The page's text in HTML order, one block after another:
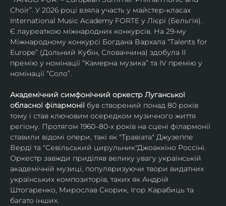
Choir”. У 2026 році взяла участь у майстер-класах
International Music Academy FORTE у Лієрі (Бельгія).
Є лауреаткою міжнародних конкурсів. На 29-му
Міжнародному конкурсі Богдана Вархала “Talents for
Europe” (Дольний Кубін, Словаччина) здобула ІІ
премію у номінації “Камерна музика” та IV премію у
номінації “Соло”.
Академічний симфонічний оркестр Луганської
обласної філармонії був створений понад 80 років
тому і став ключовим осередком музичного життя
регіону. Протягом 1960–80-х років на сцені філармонії
ставили відомі опери, такі як "Травіата" Джузеппе
Верді та "Севільський цирульник"Джоаккіно Россіні.
Оркестр завжди приділяв велику увагу українській
академічній музиці, популяризуючи твори видатних
українських композиторів, таких як Андрій
Штогаренко, Мирослав Скорик, Ігор Карабиць та
багато інших.